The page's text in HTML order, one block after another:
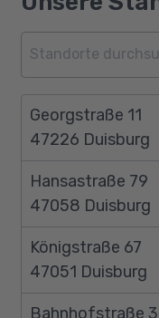
Georgstraße 11
47226 Duisburg
Hansastraße 79
47058 Duisburg
Königstraße 67
47051 Duisburg
Bahnhofstraße